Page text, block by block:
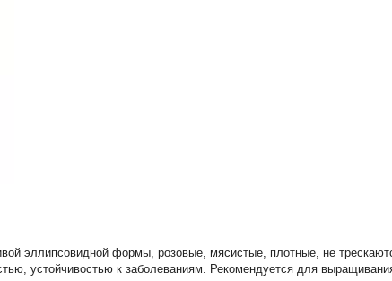
эллипсовидной формы, розовые, мясистые, плотные, не
устойчивостью к заболеваниям. Рекомендуется для